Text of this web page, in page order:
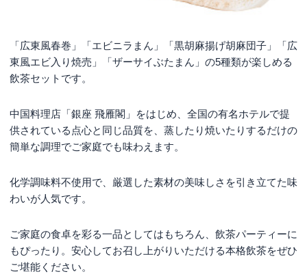
「広東風春巻」「エビニラまん」「黒胡麻揚げ胡麻団子」「広
東風エビ入り焼売」「ザーサイぶたまん」の5種類が楽しめる
飲茶セットです。
中国料理店「銀座 飛雁閣」をはじめ、全国の有名ホテルで提
供されている点心と同じ品質を、蒸したり焼いたりするだけの
簡単な調理でご家庭でも味わえます。
化学調味料不使用で、厳選した素材の美味しさを引き立てた味
わいが人気です。
ご家庭の食卓を彩る一品としてはもちろん、飲茶パーティーに
もぴったり。安心してお召し上がりいただける本格飲茶をぜひ
ご堪能ください。